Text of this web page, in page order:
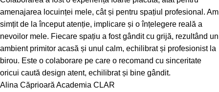
amenajarea locuinței mele, cât și pentru spațiul profesional. Am
simțit de la început atenție, implicare și o înțelegere reală a
nevoilor mele. Fiecare spațiu a fost gândit cu grijă, rezultând un
ambient primitor acasă și unul calm, echilibrat și profesionist la
birou. Este o colaborare pe care o recomand cu sinceritate
oricui caută design atent, echilibrat și bine gândit.
Alina Căprioară Academia CLAR